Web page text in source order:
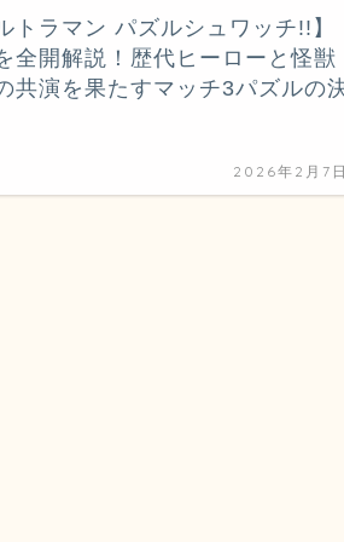
トラマン パズルシュワッチ!!】
全開解説！歴代ヒーローと怪獣
共演を果たすマッチ3パズルの
2026年2月7